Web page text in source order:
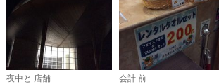
夜中と 店舗 会計 前